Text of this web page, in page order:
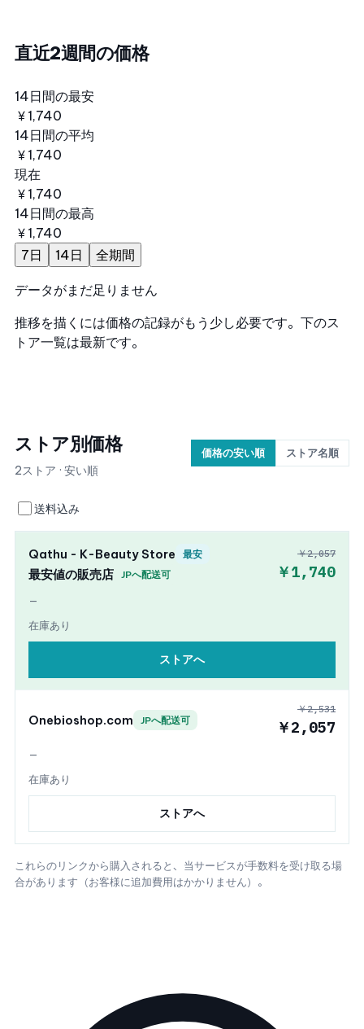
直近2週間の価格
14日間の最安
￥1,740
14日間の平均
￥1,740
現在
￥1,740
14日間の最高
￥1,740
7日
14日 全期間
データがまだ足りません
推移を描くには価格の記録がもう少し必要です。下のス
トア一覧は最新です。
ストア別価格
2ストア · 安い順
価格の安い順 ストア名順
送料込み
Qathu - K-Beauty Store 最安
最安値の販売店 JPへ配送可
—
在庫あり
￥2,057
￥1,740
ストアへ
Onebioshop.com JPへ配送可
—
在庫あり
￥2,531
￥2,057
ストアへ
これらのリンクから購入されると、当サービスが手数料を受け取る場
合があります（お客様に追加費用はかかりません）。